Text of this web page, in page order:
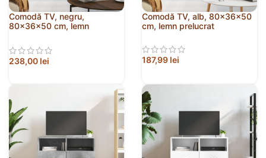
Comodă TV, negru,
80x36x50 cm, lemn
238,00 lei
Comodă TV, alb, 80x36x50
cm, lemn prelucrat
187,99 lei